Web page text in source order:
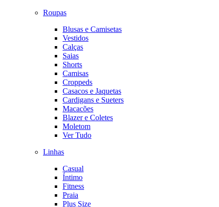
Roupas
Blusas e Camisetas
Vestidos
Calças
Saias
Shorts
Camisas
Croppeds
Casacos e Jaquetas
Cardigans e Sueters
Macacões
Blazer e Coletes
Moletom
Ver Tudo
Linhas
Casual
Íntimo
Fitness
Praia
Plus Size